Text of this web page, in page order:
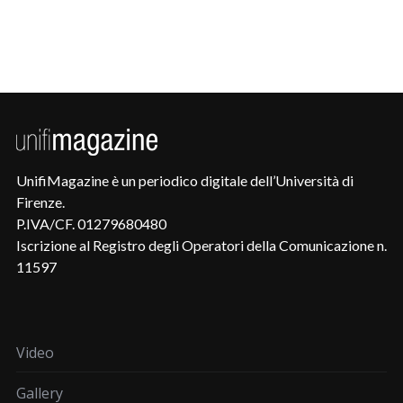
UnifiMagazine è un periodico digitale dell’Università di
Firenze.
P.IVA/CF. 01279680480
Iscrizione al Registro degli Operatori della Comunicazione n.
11597
Video
Gallery